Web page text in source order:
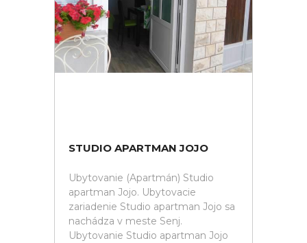
STUDIO APARTMAN JOJO
Ubytovanie (Apartmán) Studio
apartman Jojo. Ubytovacie
zariadenie Studio apartman Jojo sa
nachádza v meste Senj.
Ubytovanie Studio apartman Jojo